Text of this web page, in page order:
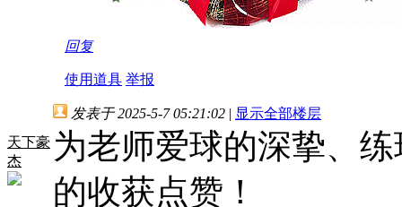
回复
使用道具 举报
天下豪
杰
发表于 2025-5-7 05:21:02 | 显示全部楼层
为老师爱球的深挚、
的收获点赞！